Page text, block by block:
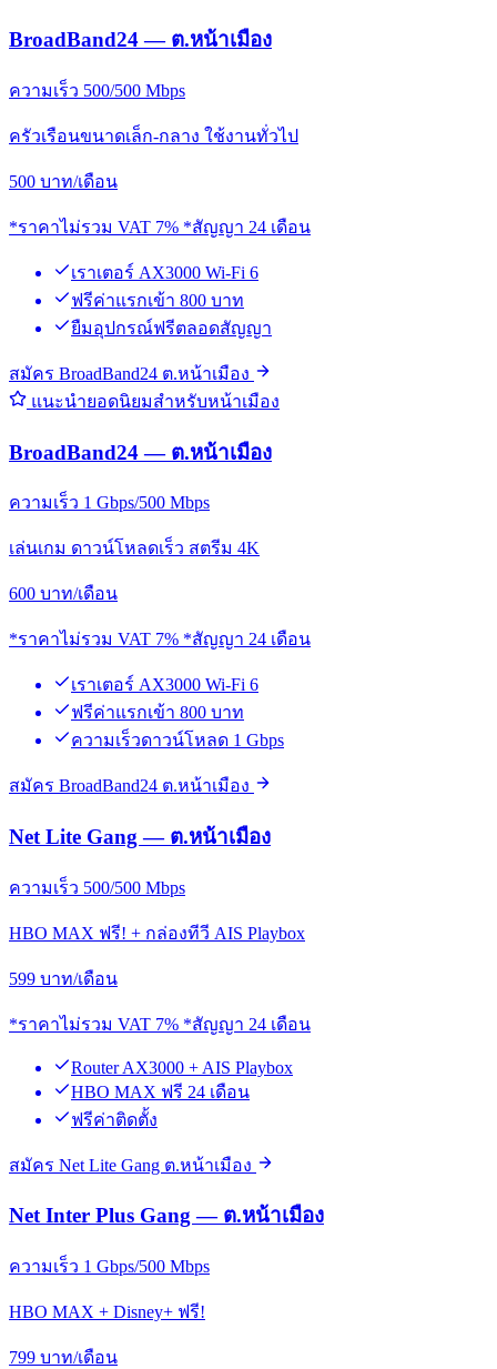
BroadBand24 — ต.หน้าเมือง
ความเร็ว 500/500 Mbps
ครัวเรือนขนาดเล็ก-กลาง ใช้งานทั่วไป
500 บาท/เดือน
*ราคาไม่รวม VAT 7% *สัญญา 24 เดือน
เราเตอร์ AX3000 Wi-Fi 6
ฟรีค่าแรกเข้า 800 บาท
ยืมอุปกรณ์ฟรีตลอดสัญญา
สมัคร BroadBand24 ต.หน้าเมือง
แนะนำยอดนิยมสำหรับหน้าเมือง
BroadBand24 — ต.หน้าเมือง
ความเร็ว 1 Gbps/500 Mbps
เล่นเกม ดาวน์โหลดเร็ว สตรีม 4K
600 บาท/เดือน
*ราคาไม่รวม VAT 7% *สัญญา 24 เดือน
เราเตอร์ AX3000 Wi-Fi 6
ฟรีค่าแรกเข้า 800 บาท
ความเร็วดาวน์โหลด 1 Gbps
สมัคร BroadBand24 ต.หน้าเมือง
Net Lite Gang — ต.หน้าเมือง
ความเร็ว 500/500 Mbps
HBO MAX ฟรี! + กล่องทีวี AIS Playbox
599 บาท/เดือน
*ราคาไม่รวม VAT 7% *สัญญา 24 เดือน
Router AX3000 + AIS Playbox
HBO MAX ฟรี 24 เดือน
ฟรีค่าติดตั้ง
สมัคร Net Lite Gang ต.หน้าเมือง
Net Inter Plus Gang — ต.หน้าเมือง
ความเร็ว 1 Gbps/500 Mbps
HBO MAX + Disney+ ฟรี!
799 บาท/เดือน